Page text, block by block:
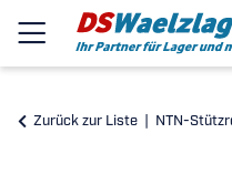
Zurück zur Liste NTN-